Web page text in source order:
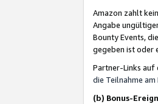
Amazon zahlt
Angabe
Bounty Events,
gegeben ist oder
Partner-Links auf
die Teilnahme
(b) Bonus-